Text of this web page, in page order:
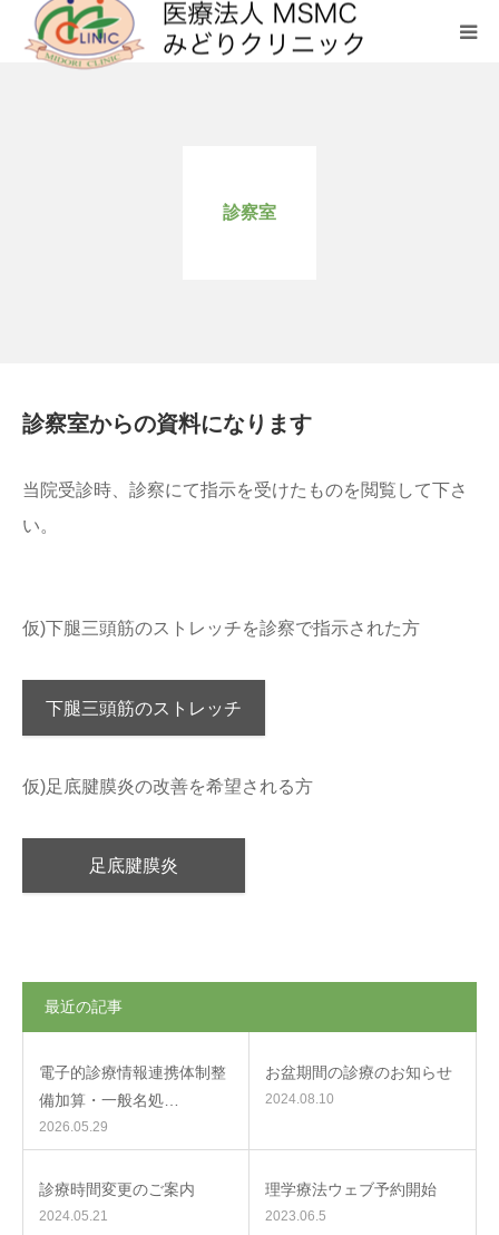
診察室
診察室からの資料になります
当院受診時、診察にて指示を受けたものを閲覧して下さ
い。
仮)下腿三頭筋のストレッチを診察で指示された方
下腿三頭筋のストレッチ
仮)足底腱膜炎の改善を希望される方
足底腱膜炎
最近の記事
電子的診療情報連携体制整
備加算・一般名処…
2026.05.29
お盆期間の診療のお知らせ
2024.08.10
診療時間変更のご案内
2024.05.21
理学療法ウェブ予約開始
2023.06.5